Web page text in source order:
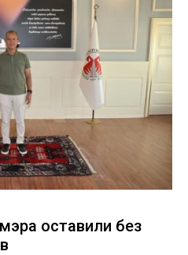
оставили без